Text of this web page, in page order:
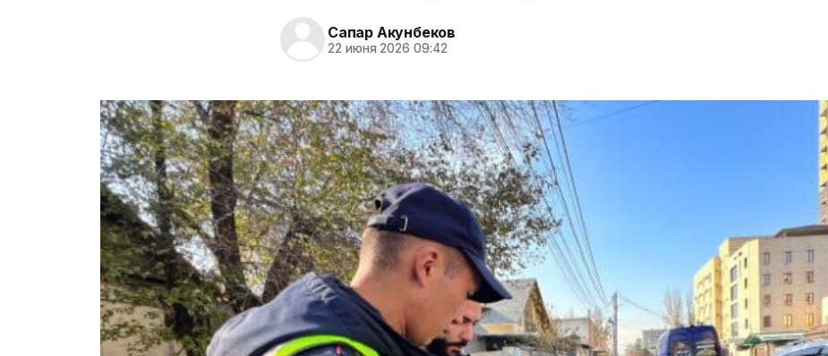
Сапар Акунбеков
22 июня 2026 09:42